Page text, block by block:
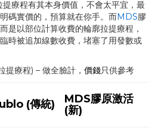
提療程有其本身價值，不會太平宜，最
碼實價的，預算就在你手。而MDS膠
是以部位計算收費的輪廓拉提療程，
時被追加線數收費，堵塞了用發數或
提療程) – 做全臉計， 價錢只供參考
(傳統)
MDS膠原激活
(新)